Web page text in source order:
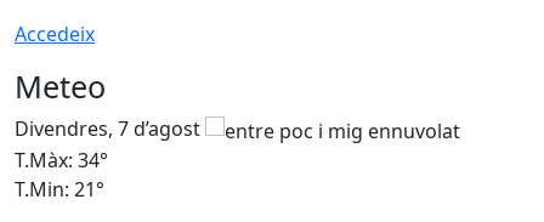
Accedeix
Meteo
Divendres, 7 d’agost
T.Màx: 34°
T.Min: 21°